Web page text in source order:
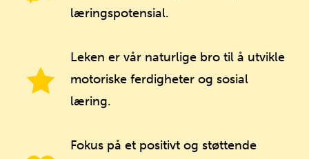
læringspotensial.
Leken er vår naturlige bro til å utvikle
motoriske ferdigheter og sosial
læring.
Fokus på et positivt og støttende